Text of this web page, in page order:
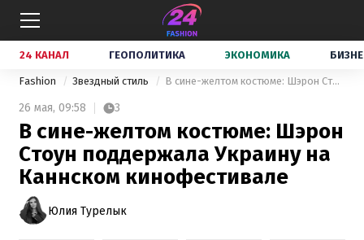
24 КАНАЛ ГЕОПОЛИТИКА ЭКОНОМИКА
Fashion Звездный стиль В сине-желтом костюме: Шэрон Стоун поддержала Украину на Каннском кинофестивале
26 мая, 09:58 3
В сине-желтом костюме: Шэрон
Стоун поддержала Украину на
Каннском кинофестивале
Юлия Турелык